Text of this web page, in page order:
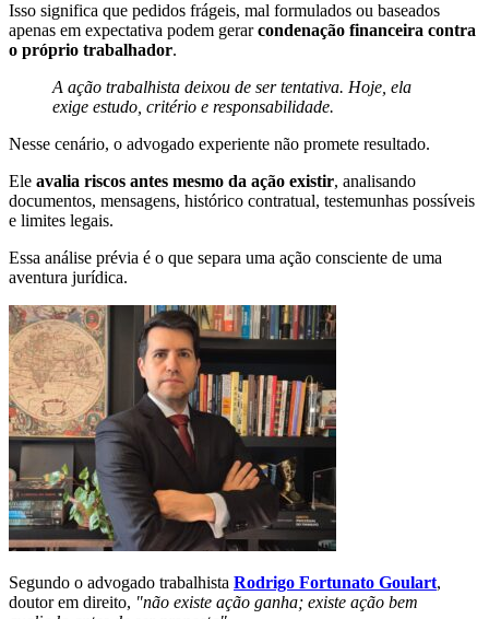
Isso significa que pedidos frágeis, mal formulados ou baseados
apenas em expectativa podem gerarcondenação financeira contra
o próprio trabalhador.
A ação trabalhista deixou de ser tentativa. Hoje, ela
exige estudo, critério e responsabilidade.
Nesse cenário, o advogado experiente não promete resultado.
Ele avalia riscos antes mesmo da ação existir, analisando
documentos, mensagens, histórico contratual, testemunhas possíveis
e limites legais.
Essa análise prévia é o que separa uma ação consciente de uma
aventura jurídica.
Segundo o advogado trabalhista Rodrigo Fortunato Goulart,
doutor em direito, "não existe ação ganha; existe ação bem